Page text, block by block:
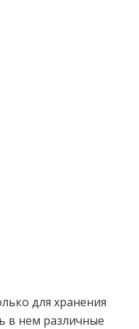
для хранения
в нем различные